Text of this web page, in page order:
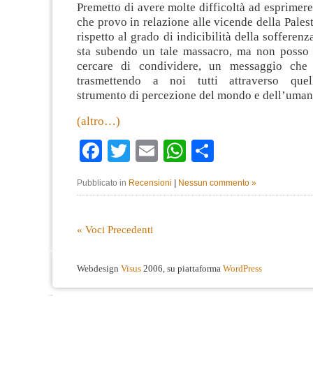
Premetto di avere molte difficoltà ad
che provo in relazione alle vicende della
rispetto al grado di indicibilità della
sta subendo un tale massacro, ma non
cercare di condividere, un messaggio
trasmettendo a noi tutti attraverso
strumento di percezione del mondo e
(altro…)
Facebook
TwitterEmailWhatsApp
Pubblicato in Recensioni | Nessun commento »
« Voci Precedenti
Webdesign Visus 2006, su piattaforma WordPress